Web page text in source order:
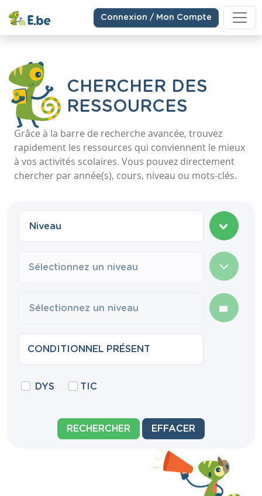
Connexion / Mon Compte
CHERCHER DES
RESSOURCES
Grâce à la barre de recherche avancée, trouvez
rapidement les ressources qui conviennent le mieux
à vos activités scolaires. Vous pouvez directement
chercher par année(s), cours, niveau ou mots-clés.
Sélectionnez un niveau
DYS TIC
RECHERCHER EFFACER